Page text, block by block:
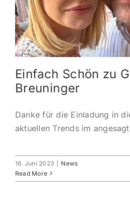
KONTAKT
ANMELDEN
IHR WARENKORB
SEARCH
Einfach Schön zu
Breuninger
Danke für die Einladung in
aktuellen Trends im
16. Juni 2023
News
Read More